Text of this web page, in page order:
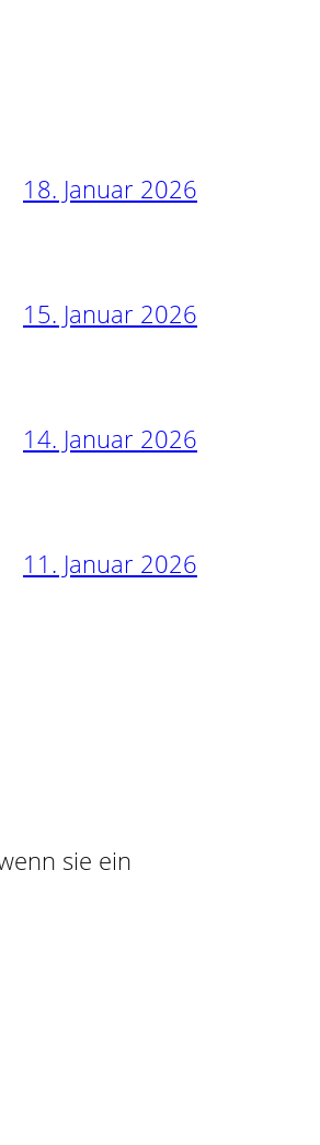
18. Januar 2026
15. Januar 2026
14. Januar 2026
11. Januar 2026
sie ein